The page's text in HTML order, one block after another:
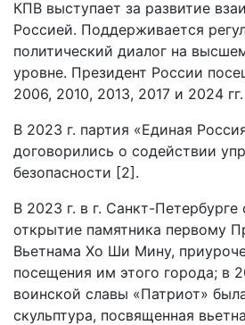
КПВ выступает за развитие
Россией. Поддерживается
политический диалог на
уровне. Президент России
2006, 2010, 2013, 2017 и 2024 гг.
В 2023 г. партия «Единая
договорились о содействии
безопасности [2].
В 2023 г. в г. Санкт-Петербурге
открытие памятника первому
Вьетнама Хо Ши Мину,
посещения им этого города; в
воинской славы «Патриот»
скульптура, посвященная